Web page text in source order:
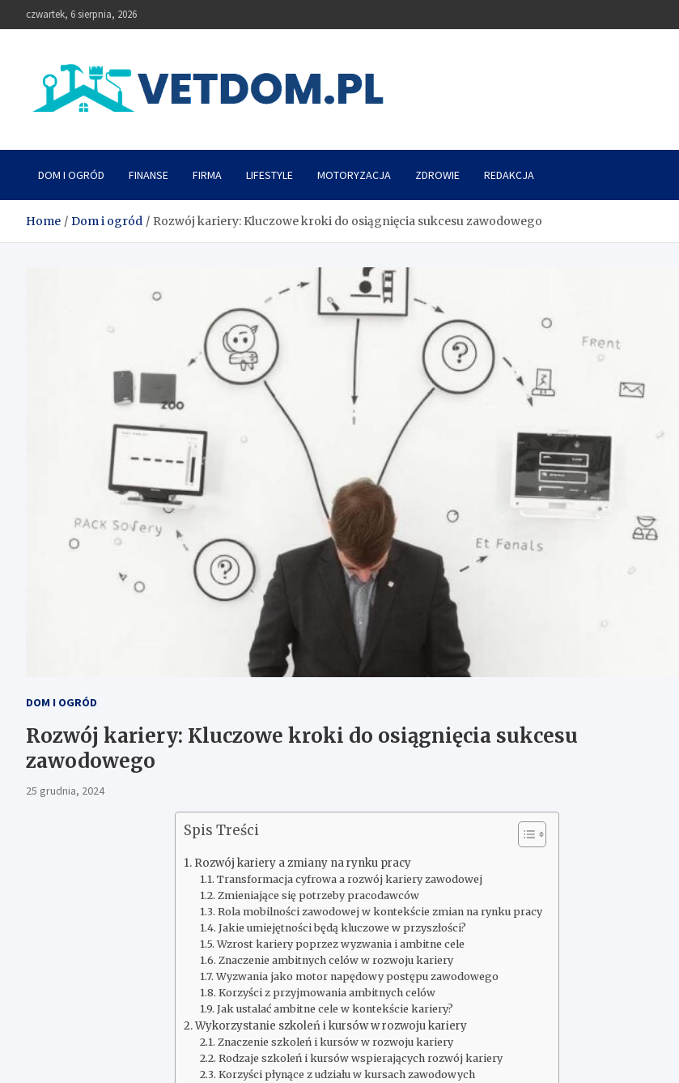
to
czwartek, 6 sierpnia, 2026
Vetdom
DOM I OGRÓD FINANSE FIRMA LIFESTYLE MOTORYZACJA ZDROWIE REDAKCJA
Home Dom i ogród Rozwój kariery: Kluczowe kroki do osiągnięcia sukcesu zawodowego
DOM I OGRÓD
Rozwój kariery: Kluczowe kroki do osiągnięcia sukcesu
zawodowego
25 grudnia, 2024
Spis Treści
Rozwój kariery a zmiany na rynku pracy
Transformacja cyfrowa a rozwój kariery zawodowej
Zmieniające się potrzeby pracodawców
Rola mobilności zawodowej w kontekście zmian na rynku pracy
Jakie umiejętności będą kluczowe w przyszłości?
Wzrost kariery poprzez wyzwania i ambitne cele
Znaczenie ambitnych celów w rozwoju kariery
Wyzwania jako motor napędowy postępu zawodowego
Korzyści z przyjmowania ambitnych celów
Jak ustalać ambitne cele w kontekście kariery?
Wykorzystanie szkoleń i kursów w rozwoju kariery
Znaczenie szkoleń i kursów w rozwoju kariery
Rodzaje szkoleń i kursów wspierających rozwój kariery
Korzyści płynące z udziału w kursach zawodowych